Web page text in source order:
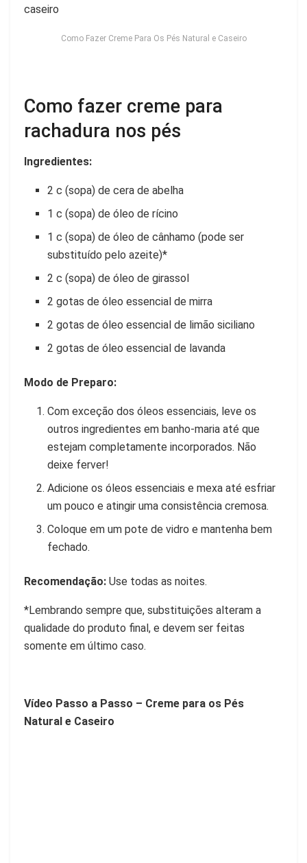
caseiro
Como Fazer Creme Para Os Pés Natural e Caseiro
Como fazer creme para
rachadura nos pés
Ingredientes:
2 c (sopa) de cera de abelha
1 c (sopa) de óleo de rícino
1 c (sopa) de óleo de cânhamo (pode ser
substituído pelo azeite)*
2 c (sopa) de óleo de girassol
2 gotas de óleo essencial de mirra
2 gotas de óleo essencial de limão siciliano
2 gotas de óleo essencial de lavanda
Modo de Preparo:
Com exceção dos óleos essenciais, leve os
outros ingredientes em banho-maria até que
estejam completamente incorporados. Não
deixe ferver!
Adicione os óleos essenciais e mexa até esfriar
um pouco e atingir uma consistência cremosa.
Coloque em um pote de vidro e mantenha bem
fechado.
Recomendação: Use todas as noites.
*Lembrando sempre que, substituições alteram a
qualidade do produto final, e devem ser feitas
somente em último caso.
Vídeo Passo a Passo – Creme para os Pés
Natural e Caseiro